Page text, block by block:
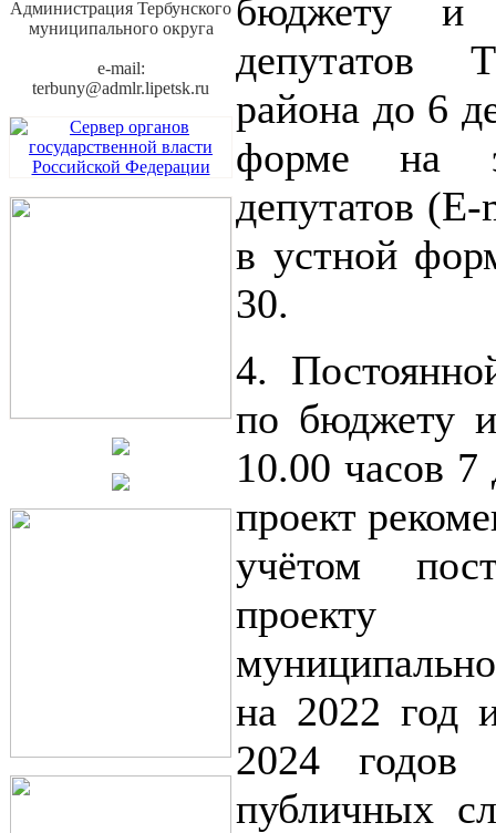
Администрация Тербунского
муниципального округа
e-mail:
terbuny@admlr.lipetsk.ru
бюджету и
депутатов
района до 6
форме на
депутатов
в устной
30.
4.
по бюджету
10.00 часов 7
проект
учётом
проекту
на 2022 год
2024 годов
публичных